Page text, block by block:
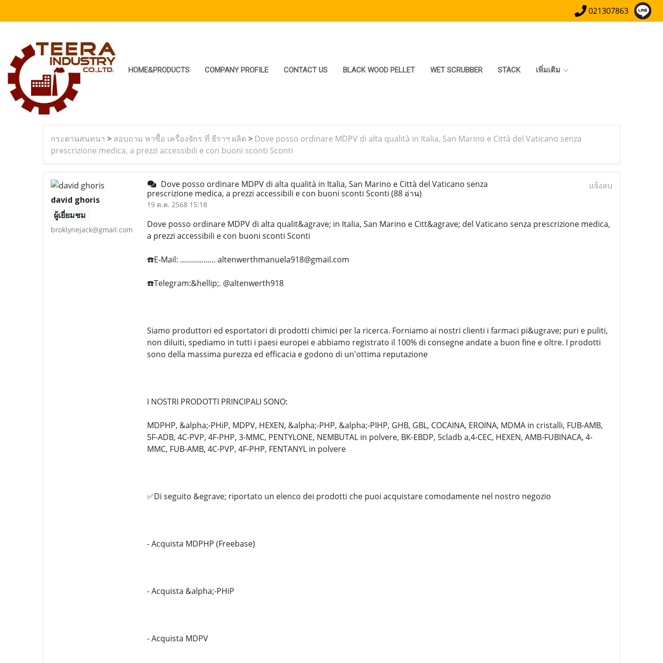
021307863
HOME&PRODUCTS COMPANY PROFILE CONTACT US BLACK WOOD PELLET WET SCRUBBER STACK เพิ่มเติม
กระดานสนทนา > สอบถาม หาซื้อ เครื่องจักร ที่ ธีราฯ ผลิต > Dove posso ordinare MDPV di alta qualità in Italia, San Marino e Città del Vaticano senza
prescrizione medica, a prezzi accessibili e con buoni sconti Sconti
david ghoris
ผู้เยี่ยมชม
broklynejack@gmail.com
Dove posso ordinare MDPV di alta qualità in Italia, San Marino e Città del Vaticano senza
prescrizione medica, a prezzi accessibili e con buoni sconti Sconti (88 อ่าน)
19 ต.ค. 2568 15:18
แจ้งลบ
Dove posso ordinare MDPV di alta qualit&agrave; in Italia, San Marino e Citt&agrave; del Vaticano senza prescrizione medica,
a prezzi accessibili e con buoni sconti Sconti
☎️E-Mail: .................. altenwerthmanuela918@gmail.com
☎️Telegram:&hellip;. @altenwerth918
Siamo produttori ed esportatori di prodotti chimici per la ricerca. Forniamo ai nostri clienti i farmaci pi&ugrave; puri e puliti,
non diluiti, spediamo in tutti i paesi europei e abbiamo registrato il 100% di consegne andate a buon fine e oltre. I prodotti
sono della massima purezza ed efficacia e godono di un'ottima reputazione
I NOSTRI PRODOTTI PRINCIPALI SONO:
MDPHP, &alpha;-PHiP, MDPV, HEXEN, &alpha;-PHP, &alpha;-PIHP, GHB, GBL, COCAINA, EROINA, MDMA in cristalli, FUB-AMB,
5F-ADB, 4C-PVP, 4F-PHP, 3-MMC, PENTYLONE, NEMBUTAL in polvere, BK-EBDP, 5cladb a,4-CEC, HEXEN, AMB-FUBINACA, 4-
MMC, FUB-AMB, 4C-PVP, 4F-PHP, FENTANYL in polvere
✅Di seguito &egrave; riportato un elenco dei prodotti che puoi acquistare comodamente nel nostro negozio
- Acquista MDPHP (Freebase)
- Acquista &alpha;-PHiP
- Acquista MDPV